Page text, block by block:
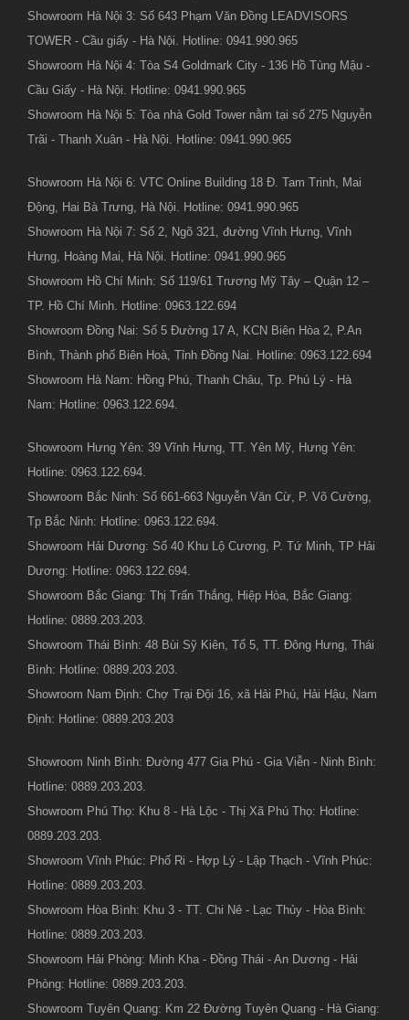
Showroom Hà Nội 3: Số 643 Phạm Văn Đồng LEADVISORS
TOWER - Cầu giấy - Hà Nội. Hotline: 0941.990.965
Showroom Hà Nội 4: Tòa S4 Goldmark City - 136 Hồ Tùng Mậu -
Cầu Giấy - Hà Nội. Hotline: 0941.990.965
Showroom Hà Nội 5: Tòa nhà Gold Tower nằm tại số 275 Nguyễn
Trãi - Thanh Xuân - Hà Nội. Hotline: 0941.990.965
Showroom Hà Nội 6: VTC Online Building 18 Đ. Tam Trinh, Mai
Động, Hai Bà Trưng, Hà Nội. Hotline: 0941.990.965
Showroom Hà Nội 7: Số 2, Ngõ 321, đường Vĩnh Hưng, Vĩnh
Hưng, Hoàng Mai, Hà Nội. Hotline: 0941.990.965
Showroom Hồ Chí Minh: Số 119/61 Trương Mỹ Tây – Quận 12 –
TP. Hồ Chí Minh. Hotline: 0963.122.694
Showroom Đồng Nai: Số 5 Đường 17 A, KCN Biên Hòa 2, P.An
Bình, Thành phố Biên Hoà, Tỉnh Đồng Nai. Hotline: 0963.122.694
Showroom Hà Nam: Hồng Phú, Thanh Châu, Tp. Phủ Lý - Hà
Nam: Hotline: 0963.122.694.
Showroom Hưng Yên: 39 Vĩnh Hưng, TT. Yên Mỹ, Hưng Yên:
Hotline: 0963.122.694.
Showroom Bắc Ninh: Số 661-663 Nguyễn Văn Cừ, P. Võ Cường,
Tp Bắc Ninh: Hotline: 0963.122.694.
Showroom Hải Dương: Số 40 Khu Lộ Cương, P. Tứ Minh, TP Hải
Dương: Hotline: 0963.122.694.
Showroom Bắc Giang: Thị Trấn Thắng, Hiệp Hòa, Bắc Giang:
Hotline: 0889.203.203.
Showroom Thái Bình: 48 Bùi Sỹ Kiên, Tổ 5, TT. Đông Hưng, Thái
Bình: Hotline: 0889.203.203.
Showroom Nam Định: Chợ Trại Đội 16, xã Hải Phú, Hải Hậu, Nam
Định: Hotline: 0889.203.203
Showroom Ninh Bình: Đường 477 Gia Phú - Gia Viễn - Ninh Bình:
Hotline: 0889.203.203.
Showroom Phú Thọ: Khu 8 - Hà Lộc - Thị Xã Phú Thọ: Hotline:
0889.203.203.
Showroom Vĩnh Phúc: Phố Ri - Hợp Lý - Lập Thạch - Vĩnh Phúc:
Hotline: 0889.203.203.
Showroom Hòa Bình: Khu 3 - TT. Chi Nê - Lạc Thủy - Hòa Bình:
Hotline: 0889.203.203.
Showroom Hải Phòng: Minh Kha - Đồng Thái - An Dương - Hải
Phòng: Hotline: 0889.203.203.
Showroom Tuyên Quang: Km 22 Đường Tuyên Quang - Hà Giang: